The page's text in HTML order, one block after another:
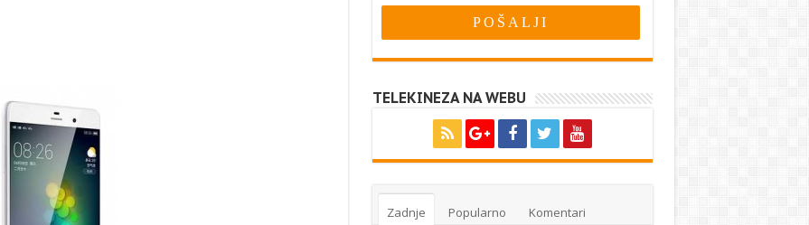
TELEKINEZA NA WEBU
Zadnje Popularno Komentari